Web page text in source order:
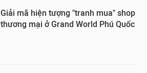
Giải mã hiện tượng "tranh mua" shop
thương mại ở Grand World Phú Quốc